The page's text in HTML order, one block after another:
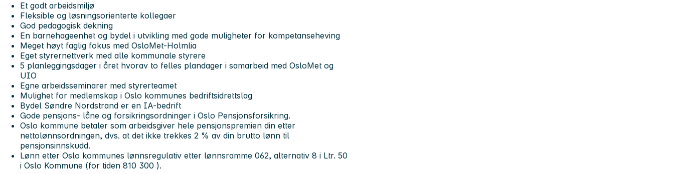
Et godt arbeidsmiljø
Fleksible og løsningsorienterte kollegaer
God pedagogisk dekning
En barnehageenhet og bydel i utvikling med gode muligheter for kompetanseheving
Meget høyt faglig fokus med OsloMet-Holmlia
Eget styrernettverk med alle kommunale styrere
5 planleggingsdager i året hvorav to felles plandager i samarbeid med OsloMet og
UIO
Egne arbeidsseminarer med styrerteamet
Mulighet for medlemskap i Oslo kommunes bedriftsidrettslag
Bydel Søndre Nordstrand er en IA-bedrift
Gode pensjons- låne og forsikringsordninger i Oslo Pensjonsforsikring.
Oslo kommune betaler som arbeidsgiver hele pensjonspremien din etter
nettolønnsordningen, dvs. at det ikke trekkes 2 % av din brutto lønn til
pensjonsinnskudd.
Lønn etter Oslo kommunes lønnsregulativ etter lønnsramme 062, alternativ 8 i Ltr. 50
i Oslo Kommune (for tiden 810 300 ).